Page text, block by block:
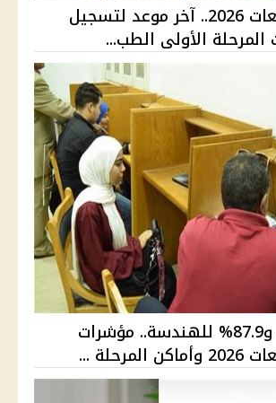
تنسيق الجامعات 2026.. آخر موعد لتسجيل
المرحلة الأولى الطب...
92.8% للطب و87.9% للهندسة.. مؤشرات
...